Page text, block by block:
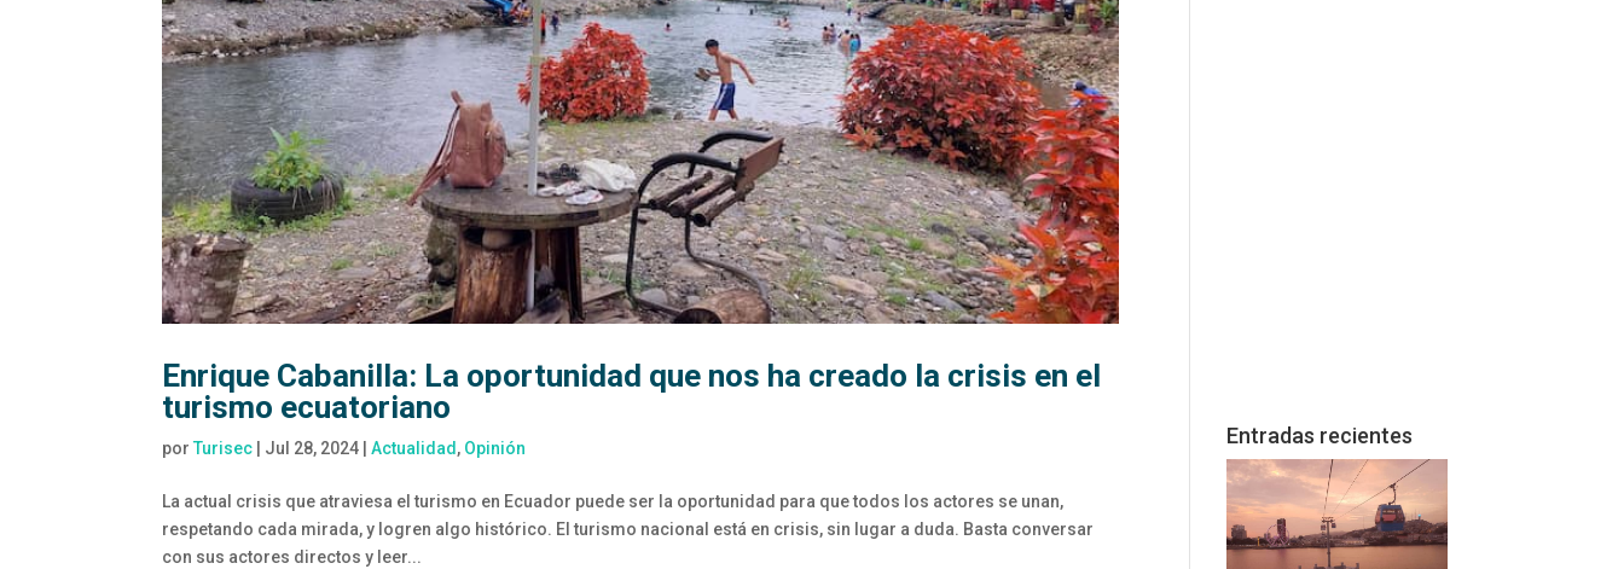
Enrique Cabanilla: La oportunidad que nos ha creado la crisis en el
turismo ecuatoriano
porTurisec Jul 28, 2024 |Actualidad, Opinión
La actual crisis que atraviesa el turismo en Ecuador puede ser la oportunidad para que todos los actores se unan,
respetando cada mirada, y logren algo histórico. El turismo nacional está en crisis, sin lugar a duda. Basta conversar
con sus actores directos y leer...
Entradas recientes